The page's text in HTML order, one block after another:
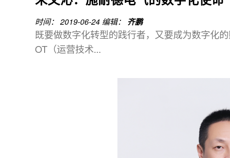
时间： 2019-06-24编辑： 齐鹏
既要做数字化转型的践行者，又要成为数字化
OT（运营技术...